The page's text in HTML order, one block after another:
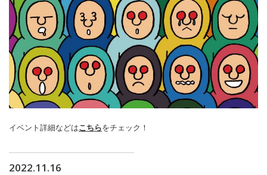
イベント詳細などはこちらをチェック！
2022.11.16